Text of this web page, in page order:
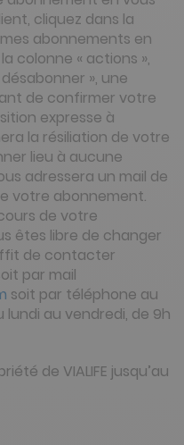
cliquez dans la
abonnements en
colonne « actions »,
», une
de confirmer votre
expresse à
la résiliation de votre
lieu à aucune
adressera un mail de
votre abonnement.
de votre
êtes libre de changer
de contacter
par mail
soit par téléphone au
lundi au vendredi, de 9h
de VIALIFE jusqu’au